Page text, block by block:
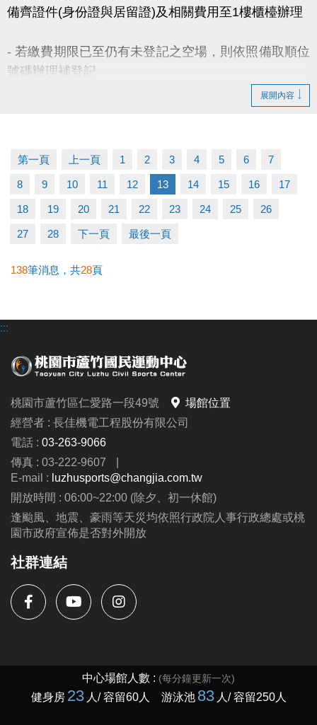
備齊證件(身份證與居留證)及相關費用至1樓櫃檯辦理
- 若繳費期限已至仍有未登記之空場，則依照備取順位
號碼辦理補登記
- 若備取皆放棄租借權利，將於114年12月22日(一)公
佈可租借時段，採優先登記並繳費 完成制。
- 如有未盡事宜，以中心櫃台人員說明為主。
官網 :
https://www.lzsports.com.tw/zh_TW/news/pageID/1/
IG : @luzhusports
展開內容
第一頁 上一頁 1 2 3 4 5 6 7
8 9 10 11 12 13 14 15 16 17
18 19 20 21 22 23 24 25 26
27 28 下一頁 最後一頁
138筆消息，共28頁
:::
桃園市蘆竹區仁愛路一段49號
場館位置
經營者 : 長佳機電工程股份有限公司
電話 : 03-263-9066
傳真 : 03-222-9607
|
E-mail : luzhusports@changjia.com.tw
開放時間 : 06:00~22:00 (除夕、初一休館)
逢颱風、地震、豪雨等天災均依照行政院人事行政總處或桃
園市政府宣佈是否對外開放
社群連結